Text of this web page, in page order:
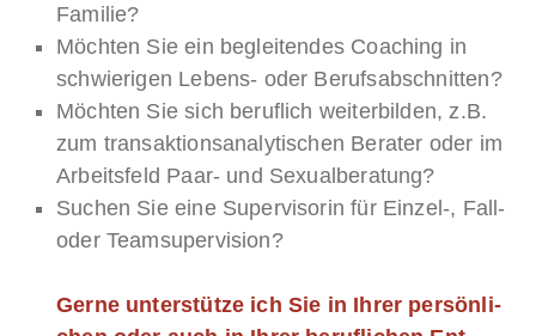
Fa­mi­lie?
Möch­ten Sie ein be­glei­ten­des Coa­ching in
schwie­ri­gen Le­bens- oder Be­rufs­ab­schnit­ten?
Möch­ten Sie sich beruflich wei­ter­bil­den, z.B.
zum transaktionsanalytischen Berater oder im
Arbeitsfeld Paar- und Sexualberatung?
Suchen Sie eine Supervisorin für Einzel-, Fall-
oder Teamsupervision?
Gerne un­ter­stüt­ze ich Sie in Ihrer per­sön­li­